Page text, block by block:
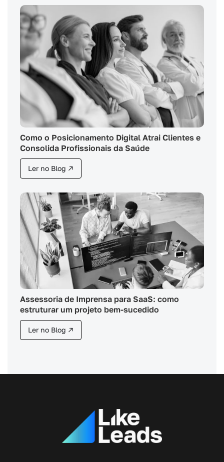
Como o Posicionamento Digital Atrai Clientes e
Consolida Profissionais da Saúde
Ler no Blog ↗
Assessoria de Imprensa para SaaS: como
estruturar um projeto bem-sucedido
Ler no Blog ↗